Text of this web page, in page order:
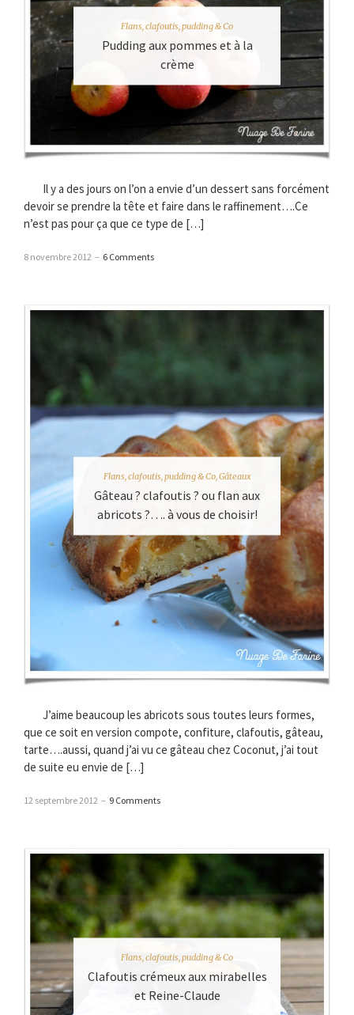
Flans, clafoutis, pudding & Co
Pudding aux pommes et à la
crème
Il y a des jours on l’on a envie d’un dessert sans forcément
devoir se prendre la tête et faire dans le raffinement….Ce
n’est pas pour ça que ce type de […]
8 novembre 2012 – 6 Comments
Flans, clafoutis, pudding & Co, Gâteaux
Gâteau ? clafoutis ? ou flan aux
abricots ?…. à vous de choisir!
J’aime beaucoup les abricots sous toutes leurs formes,
que ce soit en version compote, confiture, clafoutis, gâteau,
tarte….aussi, quand j’ai vu ce gâteau chez Coconut, j’ai tout
de suite eu envie de […]
12 septembre 2012 – 9 Comments
Flans, clafoutis, pudding & Co
Clafoutis crémeux aux mirabelles
et Reine-Claude